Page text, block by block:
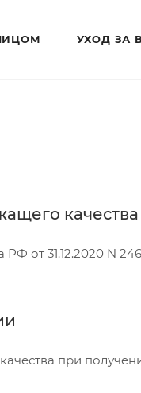
УХОД ЗА
качества
от 31.12.2020 N
при